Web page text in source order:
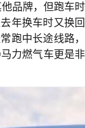
品牌，但跑车时
年换车时又换回
跑中长途线路，
力燃气车更是非